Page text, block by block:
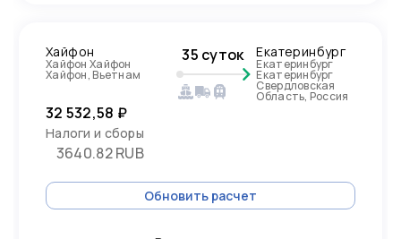
Хайфон
Хайфон Хайфон
Хайфон, Вьетнам
35 суток Екатеринбург
Екатеринбург
Екатеринбург
Свердловская
Область, Россия
32 532,58 ₽
Налоги и сборы
3640.82 RUB
Обновить расчет